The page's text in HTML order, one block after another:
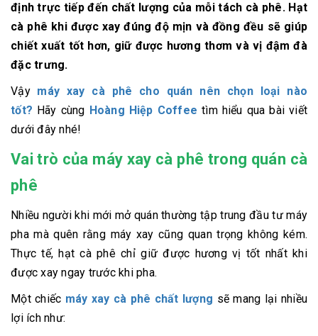
định trực tiếp đến chất lượng của mỗi tách cà phê. Hạt
cà phê khi được xay đúng độ mịn và đồng đều sẽ giúp
chiết xuất tốt hơn, giữ được hương thơm và vị đậm đà
đặc trưng.
Vậy máy xay cà phê cho quán nên chọn loại nào
tốt? Hãy cùng Hoàng Hiệp Coffee tìm hiểu qua bài viết
dưới đây nhé!
Vai trò của máy xay cà phê trong quán cà
phê
Nhiều người khi mới mở quán thường tập trung đầu tư máy
pha mà quên rằng máy xay cũng quan trọng không kém.
Thực tế, hạt cà phê chỉ giữ được hương vị tốt nhất khi
được xay ngay trước khi pha.
Một chiếc máy xay cà phê chất lượng sẽ mang lại nhiều
lợi ích như: